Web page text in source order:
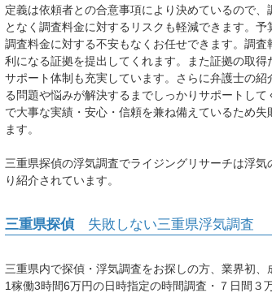
定義は依頼者との合意事項により決めているので
となく調査料金に対するリスクも軽減できます。
調査料金に対する不安もなくお任せできます。調
利になる証拠を提出してくれます。また証拠の取
サポート体制も充実しています。さらに弁護士の
る問題や悩みが解決するまでしっかりサポートし
で大事な実績・安心・信頼を兼ね備えているため
ます。
三重県探偵の浮気調査でライジングリサーチは浮
り紹介されています。
三重県探偵失敗しない三重県浮気調査
三重県内で探偵・浮気調査をお探しの方、業界初
1稼働3時間6万円の日時指定の時間調査・７日間３